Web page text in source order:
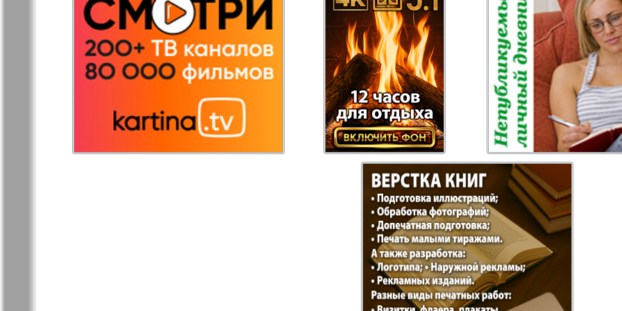
Redakzija
Germanija
Rheinskaja Gazeta Recepty zdorovja
Russkaja Gazeta Russkaja Mysl
Russkiy Baden-
Württemberg
Angeln
Germanii
Unser Haus Semejnaja gazeta Wort
Handels Zentrum Punkt DE
Bei uns in
Hamburg